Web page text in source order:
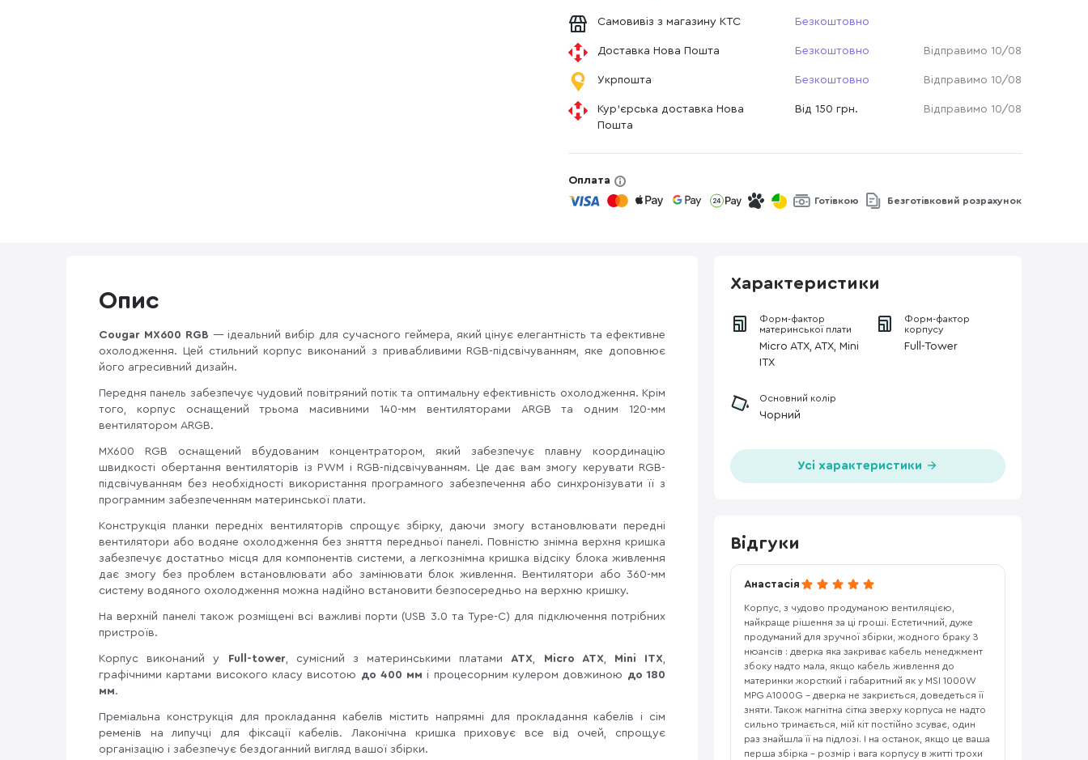
Самовивіз з магазину КТС Безкоштовно
Доставка Нова Пошта Безкоштовно Відправимо 10/08
Укрпошта Безкоштовно Відправимо 10/08
Кур'єрська доставка Нова
Пошта
Від 150 грн. Відправимо 10/08
Оплата
Готівкою Безготівковий розрахунок
Опис
Cougar MX600 RGB — ідеальний вибір для сучасного геймера, який цінує елегантність та ефективне
охолодження. Цей стильний корпус виконаний з привабливими RGB-підсвічуванням, яке доповнює
його агресивний дизайн.
Передня панель забезпечує чудовий повітряний потік та оптимальну ефективність охолодження. Крім
того, корпус оснащений трьома масивними 140-мм вентиляторами ARGB та одним 120-мм
вентилятором ARGB.
MX600 RGB оснащений вбудованим концентратором, який забезпечує плавну координацію
швидкості обертання вентиляторів із PWM і RGB-підсвічуванням. Це дає вам змогу керувати RGB-
підсвічуванням без необхідності використання програмного забезпечення або синхронізувати її з
програмним забезпеченням материнської плати.
Конструкція планки передніх вентиляторів спрощує збірку, даючи змогу встановлювати передні
вентилятори або водяне охолодження без зняття передньої панелі. Повністю знімна верхня кришка
забезпечує достатньо місця для компонентів системи, а легкознімна кришка відсіку блока живлення
дає змогу без проблем встановлювати або замінювати блок живлення. Вентилятори або 360-мм
систему водяного охолодження можна надійно встановити безпосередньо на верхню кришку.
На верхній панелі також розміщені всі важливі порти (USB 3.0 та Type-C) для підключення потрібних
пристроїв.
Корпус виконаний у Full-tower, сумісний з материнськими платамиATX, Micro ATX, Mini ITX,
графічними картами високого класу висотою до 400 мм і процесорним кулером довжиною до 180
мм.
Преміальна конструкція для прокладання кабелів містить напрямні для прокладання кабелів і сім
ременів на липучці для фіксації кабелів. Лаконічна кришка приховує все від очей, спрощує
організацію і забезпечує бездоганний вигляд вашої збірки.
Характеристики
Форм-фактор
материнської плати
Micro ATX, ATX, Mini
ITX
Форм-фактор
корпусу
Full-Tower
Основний колір
Чорний
Усі характеристики
Відгуки
Анастасія
Корпус, з чудово продуманою вентиляцією,
найкраще рішення за ці гроші. Естетичний, дуже
продуманий для зручної збірки, жодного браку З
нюансів : дверка яка закриває кабель менеджмент
збоку надто мала, якщо кабель живлення до
материнки жорсткий і габаритний як у MSI 1000W
MPG A1000G - дверка не закриється, доведеться її
зняти. Також магнітна сітка зверху корпуса не надто
сильно тримається, мій кіт постійно зсуває, один
раз знайшла її на підлозі. І на останок, якщо це ваша
перша збірка - розмір і вага корпусу в житті трохи